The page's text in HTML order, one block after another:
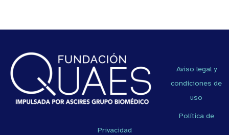
Aviso legal y
condiciones de
uso
Política de
Privacidad